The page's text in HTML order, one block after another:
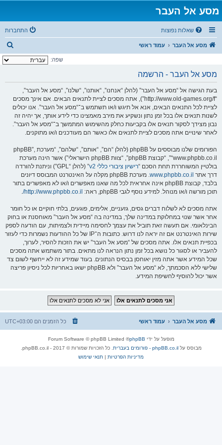
מסע אל העבר
שאלות נפוצות התחברות
מסע אל העבר עמוד ראשי
י
שפה:
מסע אל העבר - הרשמה
בעת הגישה אל “מסע אל העבר” (להלן “אנחנו”, “אותנו”, “שלנו”, “מסע אל העבר”,
“http://www.old-games.org/f”), אתה מסכים לציית לתנאים הבאים. אם אינך מסכים
לציית לכל התנאים הבאים, אנא אל תיגש ו/או תשתמש ב־“מסע אל העבר”. אנו יכולים
לשנות תנאים אלו בכל זמן נתון ונשקיע את מירב מאמצינו כדי לידע אותך, אך יהיה זה
נבון מצידך לסקור תנאים אלו בקביעות כחלק מהשימוש המתמשך ב־“מסע אל העבר”.
לאחר שינויים אתה מסכים לציית לתנאים אלו כאשר הם מעודכנים ו/או מתוקנים.
הפורומים שלנו מבוססים על phpBB (להלן “הם”, “אותם”, “שלהם”, “מערכת phpBB”,
“www.phpbb.co.il”, “קבוצת phpBB”, “צוות phpBB הישראלי”) אשר הינה מערכת
בולטיין המשוחררת תחת הסכם “רישיון ציבורי כללי v2
” (להלן “GPL”) וניתנת להורדה
דרך אתר www.phpbb.co.il
. מערכת phpBB מקלה על האינטרנט המבוסס דיונים
בלבד, קבוצת phpBB אינה אחראית לכל מה שאנו מאפשרים ו/או לא מאפשרים בתור
תוכן מורשה ו/או מנוהל. למידע נוסף לגבי phpBB, ראה:
http://www.phpbb.co.il/
.
אתה מסכים לא לשלוח דברים גסים, גזעניים, אלימים, פוגעים, בלתי חוקיים או כל חומר
אחר אשר שנוי במחלוקת במדינה שלך, במדינה בה “מסע אל העבר” מאוחסנת או בחוק
הבינלאומי. אם תעשה זאת תוביל את עצמך לחסימה מיידית ולצמיתות, עם הודעה לספק
שירות האינטרנט אם זה יראה לנו דרוש. כתובות ה־IP של כל ההודעות נשמרות כדי לעזור
בכפיית תנאים אלו. אתה מסכים של “מסע אל העבר” יש את הזכות להסיר, לערוך,
להעביר או לסגור כל נושא בכל זמן נתון הנראה לנו מתאים. בתור משתמש אתה מסכים
שכל המידע אשר אתה מזין יאוחסן בבסיס הנתונים. בעוד שמידע זה לא ייחשף לשום צד
שלישי ללא הסכמתך, לא “מסע אל העבר” ולא phpBB ישאו באחריות לכל ניסיון פריצה
אשר יכול להוסיף לחשיפת המידע.
מסע אל העבר עמוד ראשי כל הזמנים הם UTC+03:00
מופעל על ידי phpBB
® Forum Software © phpBB Limited
מבוסס עלphpBB.co.il - פורומים בעברית
. כל הזכויות שמורות © 2017 - phpBB.co.il.
מדיניות הפרטיות | תנאי שימוש